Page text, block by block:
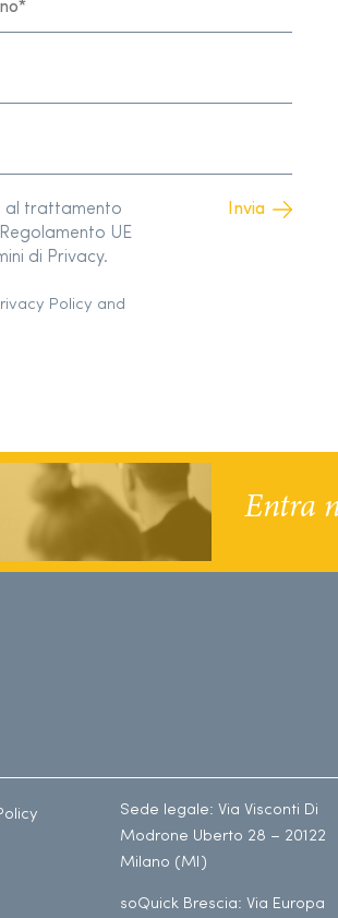
al trattamento
UE
di Privacy.
Policy and
Entra
Sede legale: Via Visconti Di
Modrone Uberto 28 – 20122
Milano (MI)
soQuick Brescia: Via Europa